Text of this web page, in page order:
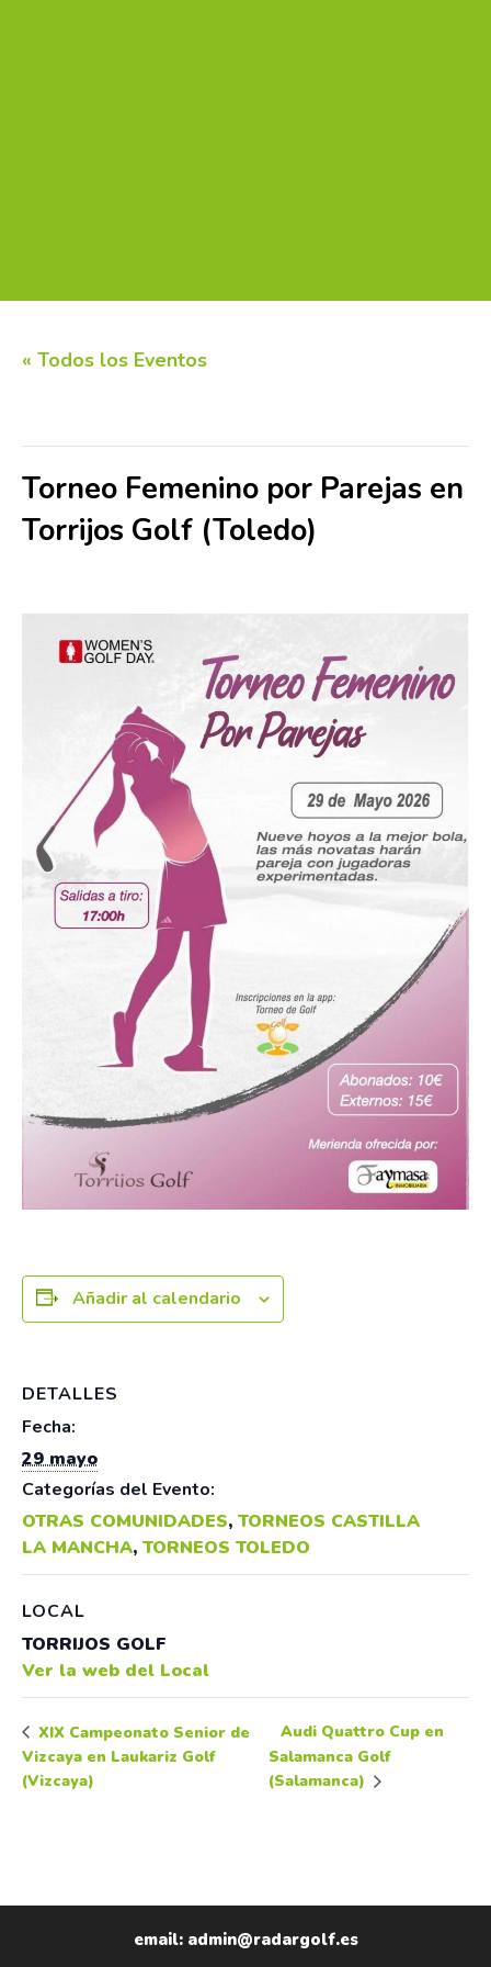
« Todos los Eventos
Torneo Femenino por Parejas en
Torrijos Golf (Toledo)
Añadir al calendario
DETALLES
Fecha:
29 mayo
Categorías del Evento:
OTRAS COMUNIDADES, TORNEOS CASTILLA
LA MANCHA, TORNEOS TOLEDO
LOCAL
TORRIJOS GOLF
Ver la web del Local
XIX Campeonato Senior de
Vizcaya en Laukariz Golf
(Vizcaya)
Audi Quattro Cup en
Salamanca Golf
(Salamanca)
email: admin@radargolf.es